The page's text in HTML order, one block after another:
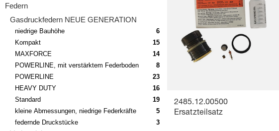
Federn
Gasdruckfedern NEUE GENERATION
niedrige Bauhöhe
6
Kompakt
15
MAXFORCE
14
POWERLINE, mit verstärktem Federboden
8
POWERLINE
23
HEAVY DUTY
16
Standard
19
kleine Abmessungen, niedrige Federkräfte
5
federnde Druckstücke
3
2485.12.00500
Ersatzteilsatz